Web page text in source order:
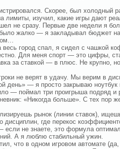
Скорее, был холодный
изучил, какие игры дают
не сразу. Первые две недели я
жалко — я закладывал бюджет
город спал, я сидел с чашкой
Для меня спорт — это цифры,
за ставкой — в плюс. Не крупно,
не верят в удачу. Мы верим в
день» — я просто закрываю
— поймал три проигрыша подряд и
«Никогда больше». С тех пор
рынок (линии ставок),
где перекос
не знаете, это формула
А я люблю стабильный ужин.
что в одном игровом автомате